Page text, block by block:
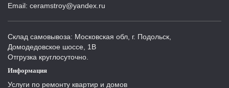
Email: ceramstroy@yandex.ru
Склад самовывоза: Московская обл, г. Подольск,
Домодедовское шоссе, 1В
Отгрузка круглосуточно.
Информация
Услуги по ремонту квартир и домов